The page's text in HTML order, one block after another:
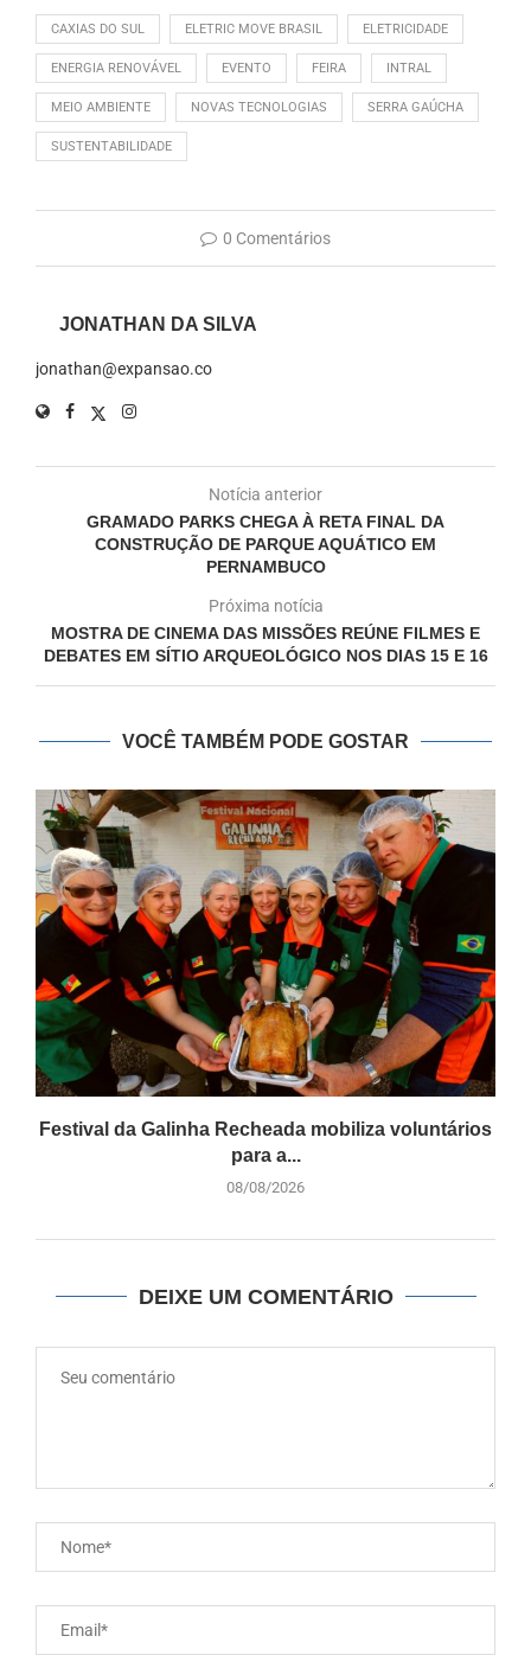
CAXIAS DO SUL ELETRIC MOVE BRASIL ELETRICIDADE
ENERGIA RENOVÁVEL EVENTO FEIRA INTRAL
MEIO AMBIENTE NOVAS TECNOLOGIAS SERRA GAÚCHA
SUSTENTABILIDADE
0 Comentários
JONATHAN DA SILVA
jonathan@expansao.co
Notícia anterior
GRAMADO PARKS CHEGA À RETA FINAL DA
CONSTRUÇÃO DE PARQUE AQUÁTICO EM
PERNAMBUCO
Próxima notícia
MOSTRA DE CINEMA DAS MISSÕES REÚNE FILMES E
DEBATES EM SÍTIO ARQUEOLÓGICO NOS DIAS 15 E 16
VOCÊ TAMBÉM PODE GOSTAR
Festival da Galinha Recheada mobiliza voluntários
para a...
08/08/2026
DEIXE UM COMENTÁRIO